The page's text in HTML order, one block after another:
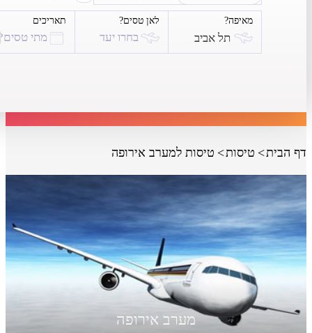
השכרת
רכב
מאיפה?
תל אביב
לאן טסים?
בחרו יעד
תאריכים
מתי
דף הבית טיסות טיסות למערב אירופה
מערב אירופה